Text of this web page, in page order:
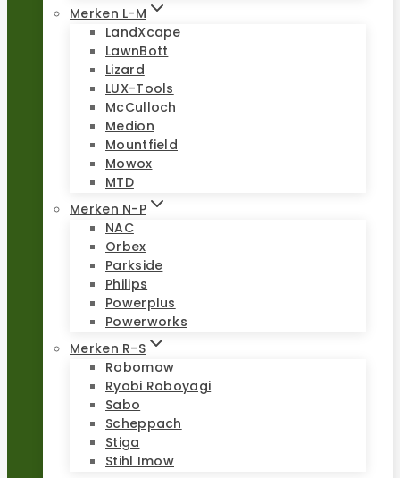
Merken L-M
LandXcape
LawnBott
Lizard
LUX-Tools
McCulloch
Medion
Mountfield
Mowox
MTD
Merken N-P
NAC
Orbex
Parkside
Philips
Powerplus
Powerworks
Merken R-S
Robomow
Ryobi Roboyagi
Sabo
Scheppach
Stiga
Stihl Imow